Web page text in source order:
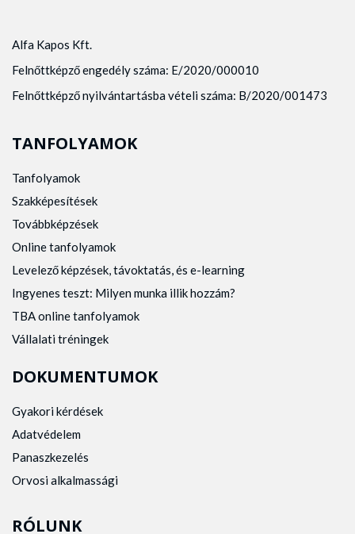
Alfa Kapos Kft.
Felnőttképző engedély száma: E/2020/000010
Felnőttképző nyilvántartásba vételi száma: B/2020/001473
TANFOLYAMOK
Tanfolyamok
Szakképesítések
Továbbképzések
Online tanfolyamok
Levelező képzések, távoktatás, és e-learning
Ingyenes teszt: Milyen munka illik hozzám?
TBA online tanfolyamok
Vállalati tréningek
DOKUMENTUMOK
Gyakori kérdések
Adatvédelem
Panaszkezelés
Orvosi alkalmassági
RÓLUNK